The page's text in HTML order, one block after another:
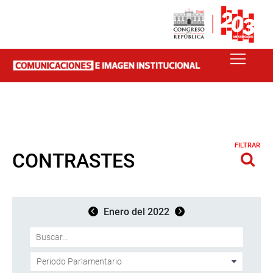
CONTRASTES
FILTRAR
Enero del 2022